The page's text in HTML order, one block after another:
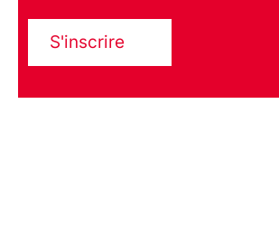
S'inscrire